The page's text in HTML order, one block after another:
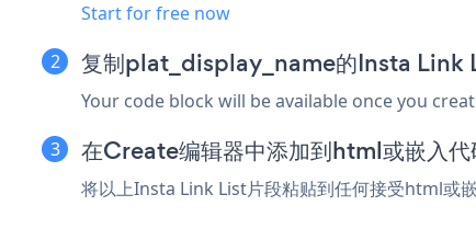
Start for free now
复制plat_display_name的Insta Link
Your code block will be available once you
在Create编辑器中添加到html或嵌入代
将以上Insta Link List片段粘贴到任何接受html或